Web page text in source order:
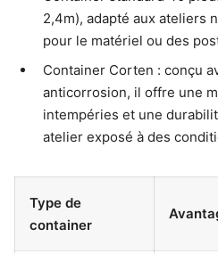
2,4m), adapté aux ateliers
pour le matériel ou des
Container Corten : conçu
anticorrosion, il offre une
intempéries et une
atelier exposé à des
Type de
container